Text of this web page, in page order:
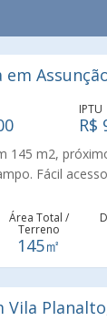
em
IPTU
R$
145 m2,
Fácil
2
e coberto, com
Área Total /
Terreno
145㎡
Vila